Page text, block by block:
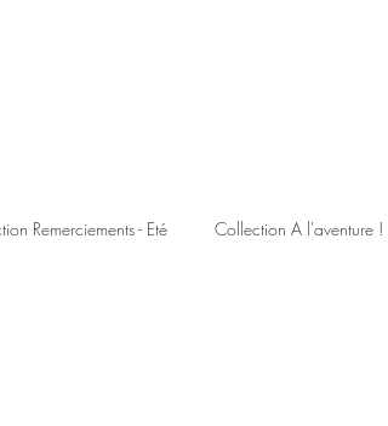
Remerciements - Eté Collection A l'aventure !